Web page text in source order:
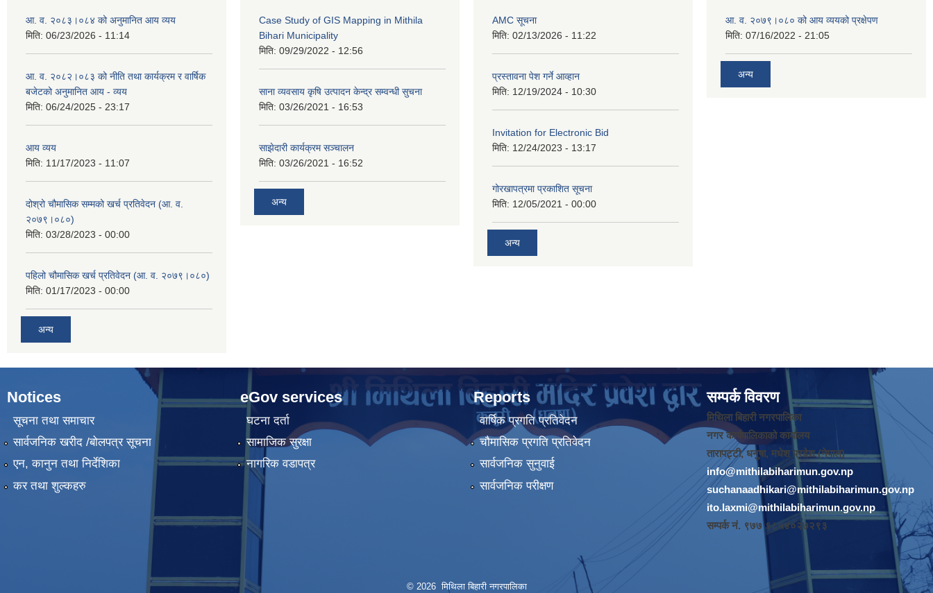
आ. व. २०८३।०८४ को अनुमानित आय व्यय
मिति: 06/23/2026 - 11:14
आ. व. २०८२।०८३ को नीति तथा कार्यक्रम र वार्षिक
बजेटको अनुमानित आय - व्यय
मिति: 06/24/2025 - 23:17
आय व्यय
मिति: 11/17/2023 - 11:07
दोश्रो चौमासिक सम्मको खर्च प्रतिवेदन (आ. व.
२०७९।०८०)
मिति: 03/28/2023 - 00:00
पहिलो चौमासिक खर्च प्रतिवेदन (आ. व. २०७९।०८०)
मिति: 01/17/2023 - 00:00
अन्य
Case Study of GIS Mapping in Mithila
Bihari Municipality
मिति: 09/29/2022 - 12:56
साना व्यवसाय कृषि उत्पादन केन्द्र सम्वन्धी सुचना
मिति: 03/26/2021 - 16:53
साझेदारी कार्यक्रम सञ्चालन
मिति: 03/26/2021 - 16:52
अन्य
AMC सूचना
मिति: 02/13/2026 - 11:22
प्रस्तावना पेश गर्ने आव्हान
मिति: 12/19/2024 - 10:30
Invitation for Electronic Bid
मिति: 12/24/2023 - 13:17
गोरखापत्रमा प्रकाशित सूचना
मिति: 12/05/2021 - 00:00
अन्य
आ. व. २०७९।०८० को आय व्ययको प्रक्षेपण
मिति: 07/16/2022 - 21:05
अन्य
Notices
सूचना तथा समाचार
सार्वजनिक खरीद /बोलपत्र सूचना
एन, कानुन तथा निर्देशिका
कर तथा शुल्कहरु
eGov services
घटना दर्ता
सामाजिक सुरक्षा
नागरिक वडापत्र
Reports
वार्षिक प्रगति प्रतिवेदन
चौमासिक प्रगति प्रतिवेदन
सार्वजनिक सुनुवाई
सार्वजनिक परीक्षण
सम्पर्क विवरण
मिथिला बिहारी नगरपालिका
नगर कार्यपालिकाको कार्यालय
तारापट्टी, धनुषा, मधेश प्रदेश (नेपाल)
info@mithilabiharimun.gov.np
suchanaadhikari@mithilabiharimun.gov.np
ito.laxmi@mithilabiharimun.gov.np
सम्पर्क नं. ‌९७७ ९८५४०२७२९३
© 2026 मिथिला बिहारी नगरपालिका